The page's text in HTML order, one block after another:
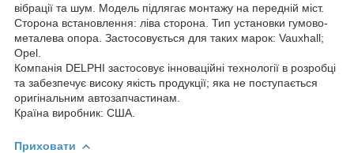
вібрації та шум. Модель підлягає монтажу на передній міст.
Сторона встановлення: ліва сторона. Тип установки гумово-
металева опора. Застосовується для таких марок: Vauxhall;
Opel.
Компанія DELPHI застосовує інноваційні технології в розробці
та забезпечує високу якість продукції; яка не поступається
оригінальним автозапчастинам.
Країна виробник: США.
Приховати